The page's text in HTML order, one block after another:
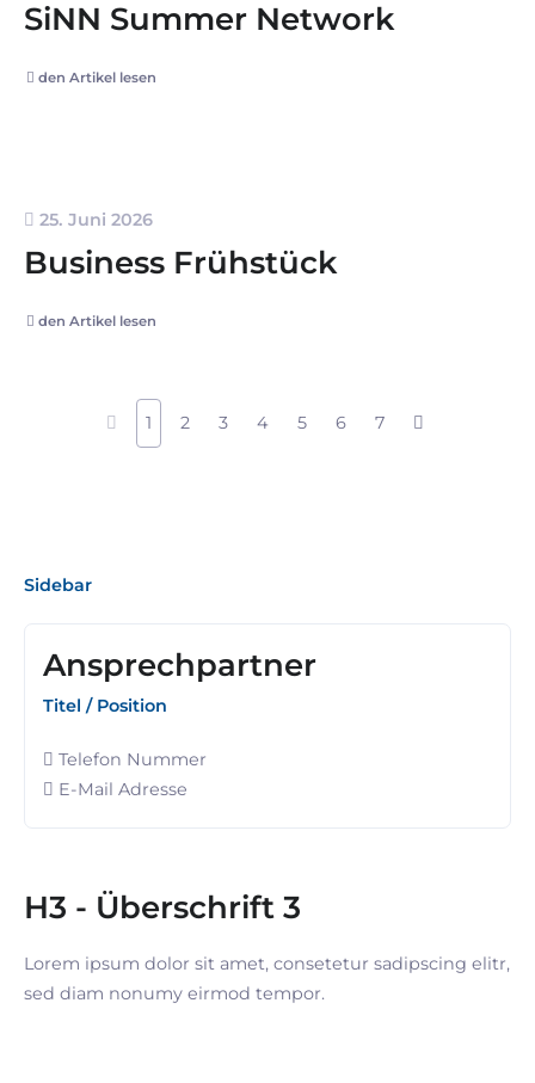
SiNN Summer Network
den Artikel lesen
25. Juni 2026
Business Frühstück
den Artikel lesen
1 2 3 4 5 6 7
Sidebar
Ansprechpartner
Titel / Position
Telefon Nummer
E-Mail Adresse
H3 - Überschrift 3
Lorem ipsum dolor sit amet, consetetur sadipscing elitr,
sed diam nonumy eirmod tempor.